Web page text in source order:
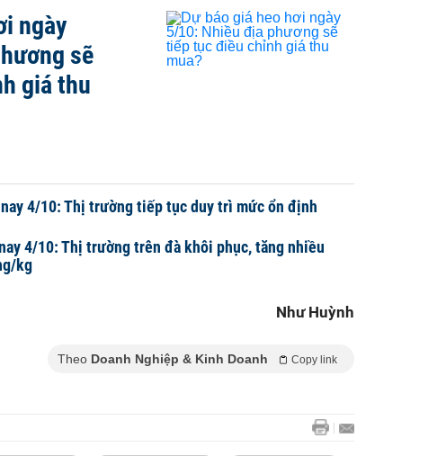
ngày
sẽ
giá thu
4/10: Thị trường tiếp tục duy trì mức ổn định
4/10: Thị trường trên đà khôi phục, tăng nhiều
kg
Như Huỳnh
Theo Doanh Nghiệp & Kinh Doanh Copy link